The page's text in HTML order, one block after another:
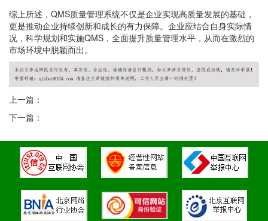
综上所述，QMS质量管理系统不仅是企业实现高质量发展的基础，
更是推动企业持续创新和成长的有力保障。企业应结合自身实际情
况，科学规划和实施QMS，全面提升质量管理水平，从而在激烈的
市场环境中脱颖而出。
上一篇：
下一篇：